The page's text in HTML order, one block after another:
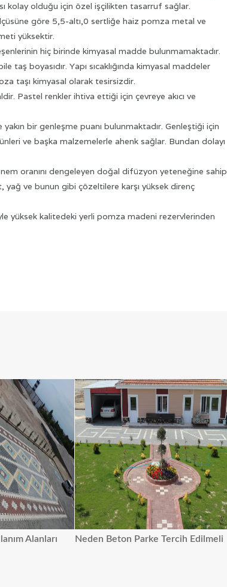
kolay olduğu için özel işçilikten tasarruf sağlar.
göre 5,5-altı,0 sertliğe haiz pomza metal ve
yüksektir.
hiç birinde kimyasal madde bulunmamaktadır.
taş boyasıdır. Yapı sıcaklığında kimyasal maddeler
taşı kimyasal olarak tesirsizdir.
Pastel renkler ihtiva ettiği için çevreye akıcı ve
bir genleşme puanı bulunmaktadır. Genleştiği için
ve başka malzemelerle ahenk sağlar. Bundan dolayı
oranını dengeleyen doğal difüzyon yeteneğine sahip
ve bunun gibi çözeltilere karşı yüksek direnç
yüksek kalitedeki yerli pomza madeni rezervlerinden
Alanları Neden Beton Parke Tercih Edilmeli